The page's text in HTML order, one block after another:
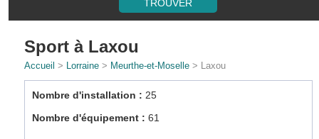
Sport à Laxou
Accueil > Lorraine > Meurthe-et-Moselle > Laxou
Nombre d'installation : 25
Nombre d'équipement :61